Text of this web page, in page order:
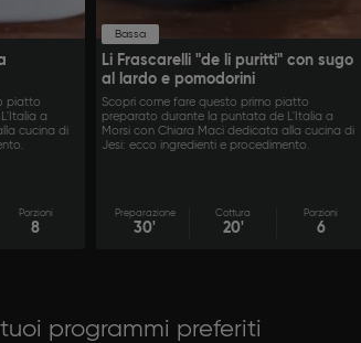
piatto
a
cucina di
Porzioni
8
Bassa
Li Frascarelli "de li puritti" con sugo
al lardo e pomodorini
Scopri come fare questo primo piatto
preparato durante la puntata de L'Italia a
Morsi con Chiara Maci dedicata alla cucina di
Jesi: ecco ingredienti e procedimento.
Preparazione
30'
Cottura
20'
Porzioni
6
programmi preferiti